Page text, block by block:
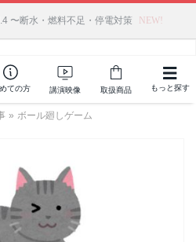
〜断水・燃料不足・停電対策 NEW!
！夏場に活躍するジェルクリーム「アク
までの購入でポイント還元も✨
ての方 講演映像 取扱商品 もっと探す
» ボール廻しゲーム